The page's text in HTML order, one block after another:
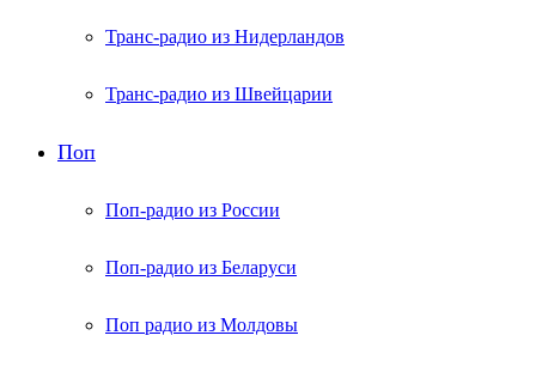
Транс-радио из Нидерландов
Транс-радио из Швейцарии
Поп
Поп-радио из России
Поп-радио из Беларуси
Поп радио из Молдовы